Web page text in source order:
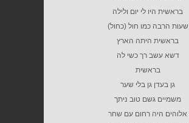
בראשית היו לי יום ולילה
שעות הרבה כמו חול (כחול)
בראשית היתה הארץ
דשא עשב רך כשי לה
בראשית
גן בעדן גן בלי שער
משמיים גשם טוב ניתך
אלוהים היה רחום עם שחר